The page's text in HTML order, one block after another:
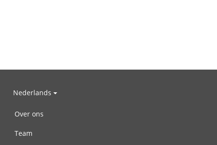
Nederlands
Over ons
Team